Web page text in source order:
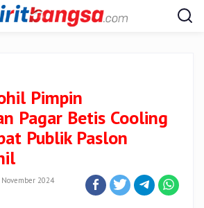
Pimpin
Pagar Betis Cooling
Publik Paslon
November 2024